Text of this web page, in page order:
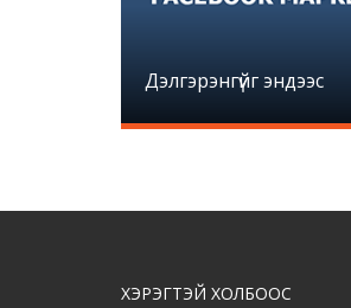
Дэлгэрэнгүйг эндээс
ХЭРЭГТЭЙ ХОЛБООС